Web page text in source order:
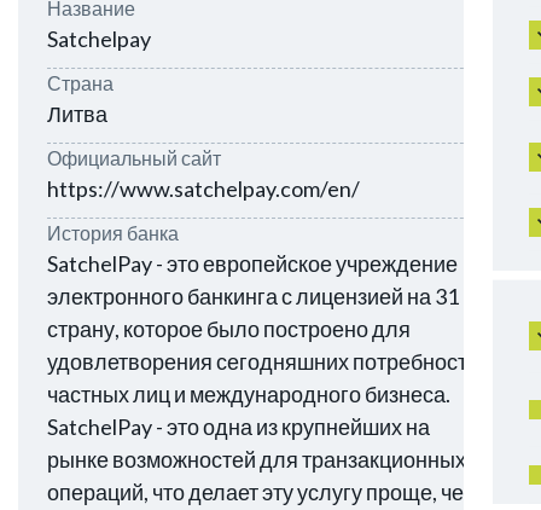
Название
Satchelpay
Страна
Литва
Официальный сайт
https://www.satchelpay.com/en/
История банка
SatchelPay - это европейское учреждение
электронного банкинга с лицензией на 31
страну, которое было построено для
удовлетворения сегодняшних потребностей
частных лиц и международного бизнеса.
SatchelPay - это одна из крупнейших на
рынке возможностей для транзакционных
операций, что делает эту услугу проще, чем